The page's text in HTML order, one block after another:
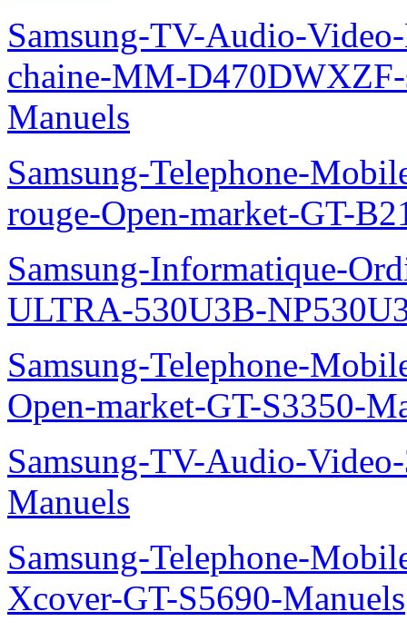
Samsung-TV-Audio-
chaine-MM-
Manuels
Samsung-Telephone-
rouge-Open-market-GT-
Samsung-Informatique-
ULTRA-530U3B-
Samsung-Telephone-
Open-market-GT-S3350-
Samsung-TV-Audio-
Manuels
Samsung-Telephone-
Xcover-GT-S5690-Manuels